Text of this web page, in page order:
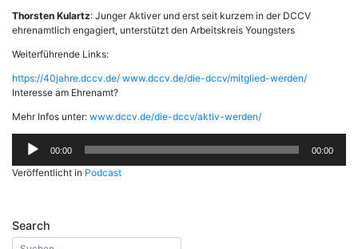
Thorsten Kulartz: Junger Aktiver und erst seit kurzem in der DCCV
ehrenamtlich engagiert, unterstützt den Arbeitskreis Youngsters
Weiterführende Links:
https://40jahre.dccv.de/ www.dccv.de/die-dccv/mitglied-werden/
Interesse am Ehrenamt?
Mehr Infos unter: www.dccv.de/die-dccv/aktiv-werden/
Audio-
Player
00:00 00:00
Veröffentlicht in Podcast
Search